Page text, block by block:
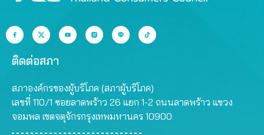
ติดต่อสภา
สภาองค์กรของผู้บริโภค (สภาผู้บริโภค)
เลขที่ 110/1 ซอยลาดพร้าว 26 แยก 1-2 ถนนลาดพร้าว แขวง
จอมพล เขตจตุจักรกรุงเทพมหานคร 10900